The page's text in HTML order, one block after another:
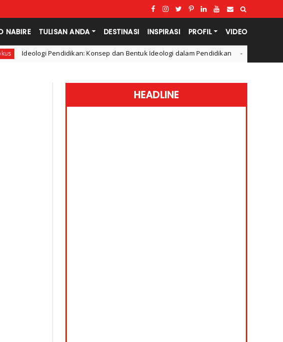
NABIRE TULISAN ANDA DESTINASI INSPIRASI PROFIL VIDEO
Konsep dan Bentuk Ideologi dalam Pendidikan Filsafat Apa itu Penalaran
HEADLINE